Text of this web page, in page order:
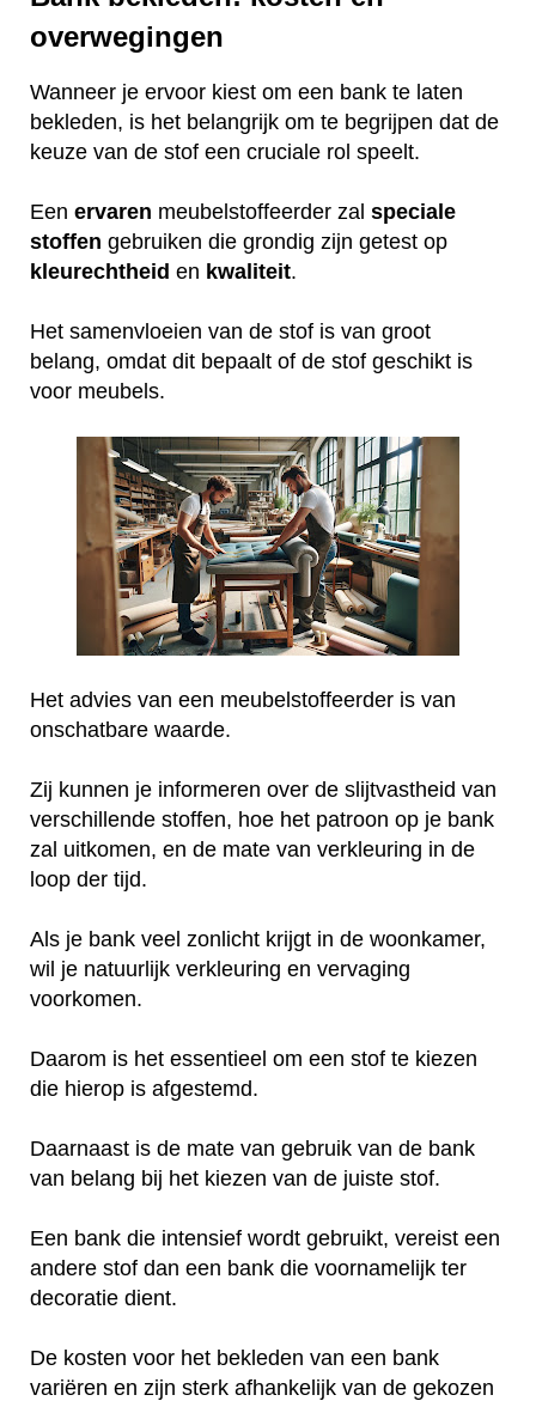
overwegingen
Wanneer je ervoor kiest om een bank te laten
bekleden, is het belangrijk om te begrijpen dat de
keuze van de stof een cruciale rol speelt.
Een ervaren meubelstoffeerder zal speciale
stoffen gebruiken die grondig zijn getest op
kleurechtheid en kwaliteit.
Het samenvloeien van de stof is van groot
belang, omdat dit bepaalt of de stof geschikt is
voor meubels.
Het advies van een meubelstoffeerder is van
onschatbare waarde.
Zij kunnen je informeren over de slijtvastheid van
verschillende stoffen, hoe het patroon op je bank
zal uitkomen, en de mate van verkleuring in de
loop der tijd.
Als je bank veel zonlicht krijgt in de woonkamer,
wil je natuurlijk verkleuring en vervaging
voorkomen.
Daarom is het essentieel om een stof te kiezen
die hierop is afgestemd.
Daarnaast is de mate van gebruik van de bank
van belang bij het kiezen van de juiste stof.
Een bank die intensief wordt gebruikt, vereist een
andere stof dan een bank die voornamelijk ter
decoratie dient.
De kosten voor het bekleden van een bank
variëren en zijn sterk afhankelijk van de gekozen